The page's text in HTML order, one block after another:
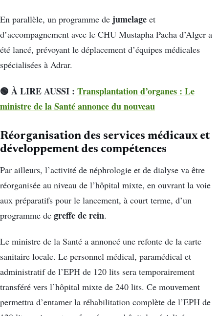
En parallèle, un programme de jumelage et
d’accompagnement avec le CHU Mustapha Pacha d’Alger a
été lancé, prévoyant le déplacement d’équipes médicales
spécialisées à Adrar.
🟢 À LIRE AUSSI : Transplantation d’organes : Le
ministre de la Santé annonce du nouveau
Réorganisation des services médicaux et
développement des compétences
Par ailleurs, l’activité de néphrologie et de dialyse va être
réorganisée au niveau de l’hôpital mixte, en ouvrant la voie
aux préparatifs pour le lancement, à court terme, d’un
programme de greffe de rein.
Le ministre de la Santé a annoncé une refonte de la carte
sanitaire locale. Le personnel médical, paramédical et
administratif de l’EPH de 120 lits sera temporairement
transféré vers l’hôpital mixte de 240 lits. Ce mouvement
permettra d’entamer la réhabilitation complète de l’EPH de